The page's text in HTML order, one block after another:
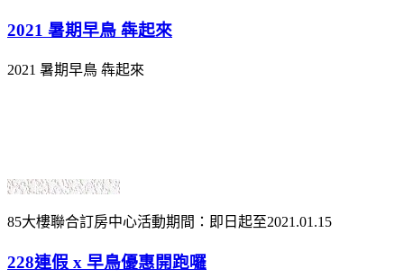
2021 暑期早鳥 犇起來
2021 暑期早鳥 犇起來
85大樓聯合訂房中心活動期間：即日起至2021.01.15
228連假 x 早鳥優惠開跑囉